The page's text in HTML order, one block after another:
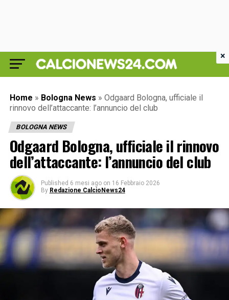
Home » Bologna News » Odgaard Bologna, ufficiale il
rinnovo dell’attaccante: l’annuncio del club
BOLOGNA NEWS
Odgaard Bologna, ufficiale il rinnovo
dell’attaccante: l’annuncio del club
Published 6 mesi ago on 16 Febbraio 2026
By Redazione CalcioNews24
×